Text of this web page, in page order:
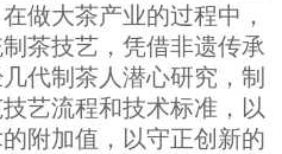
做大茶产业的过程中，
茶技艺，凭借非遗传承
代制茶人潜心研究，制
艺流程和技术标准，以
附加值，以守正创新的